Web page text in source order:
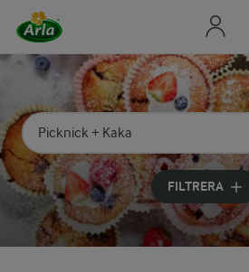
Sök på kategori eller ingrediens
Skriv in sökord för att få förslag
FILTRERA